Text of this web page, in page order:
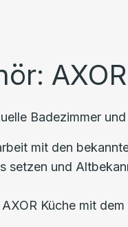
Badezimmer
mit den
setzen und
Küche mit